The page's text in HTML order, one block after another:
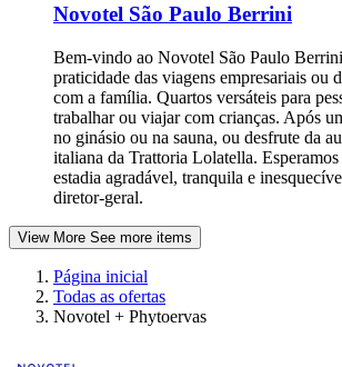
Novotel São Paulo Berrini
Bem-vindo ao Novotel São Paulo
praticidade das viagens empresariais ou
com a família. Quartos versáteis para
trabalhar ou viajar com crianças. Após
no ginásio ou na sauna, ou desfrute da
italiana da Trattoria Lolatella. Esperamos
estadia agradável, tranquila e
diretor-geral.
View More See more items
Página inicial
Todas as ofertas
Novotel + Phytoervas